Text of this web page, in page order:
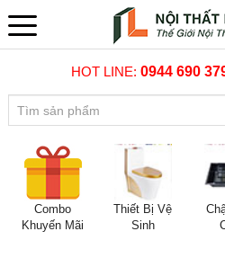
HOT LINE:0944 690
Combo
Khuyến Mãi
Thiết Bị Vệ
Sinh